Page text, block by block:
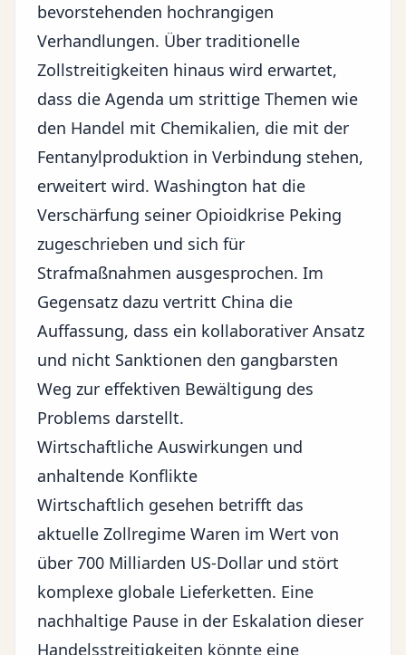
bevorstehenden hochrangigen
Verhandlungen. Über traditionelle
Zollstreitigkeiten hinaus wird erwartet,
dass die Agenda um strittige Themen wie
den Handel mit Chemikalien, die mit der
Fentanylproduktion in Verbindung stehen,
erweitert wird. Washington hat die
Verschärfung seiner Opioidkrise Peking
zugeschrieben und sich für
Strafmaßnahmen ausgesprochen. Im
Gegensatz dazu vertritt China die
Auffassung, dass ein kollaborativer Ansatz
und nicht Sanktionen den gangbarsten
Weg zur effektiven Bewältigung des
Problems darstellt.
Wirtschaftliche Auswirkungen und
anhaltende Konflikte
Wirtschaftlich gesehen betrifft das
aktuelle Zollregime Waren im Wert von
über 700 Milliarden US-Dollar und stört
komplexe globale Lieferketten. Eine
nachhaltige Pause in der Eskalation dieser
Handelsstreitigkeiten könnte eine